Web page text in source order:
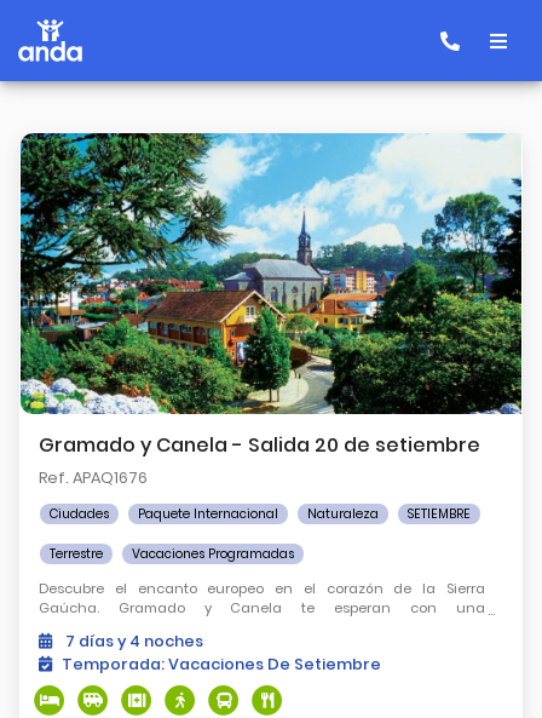
Gramado y Canela - Salida 20 de setiembre
Ref. APAQ1676
Ciudades Paquete Internacional Naturaleza SETIEMBRE
Terrestre Vacaciones Programadas
Descubre el encanto europeo en el corazón de la Sierra
Gaúcha. Gramado y Canela te esperan con una
bávara y paisajes naturales que no te puedes perder.
7 díasy 4 noches
Temporada:Vacaciones De Setiembre